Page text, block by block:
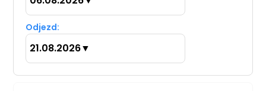
Odjezd:
21.08.2026▼